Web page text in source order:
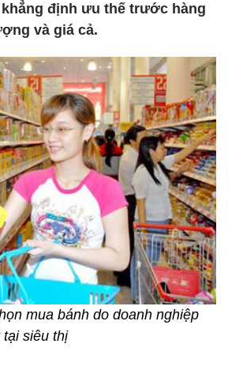
định ưu thế trước hàng
và giá cả.
mua bánh do doanh nghiệp
tại siêu thị